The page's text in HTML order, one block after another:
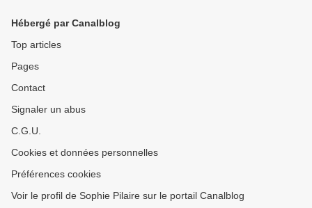
Hébergé par Canalblog
Top articles
Pages
Contact
Signaler un abus
C.G.U.
Cookies et données personnelles
Préférences cookies
Voir le profil de Sophie Pilaire sur le portail Canalblog